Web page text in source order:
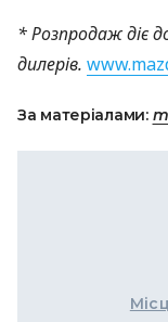
* Розпродаж діє
дилерів.
За матеріалами: